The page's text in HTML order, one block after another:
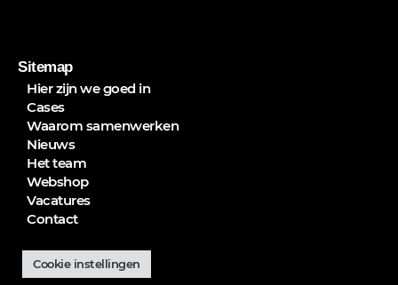
Sitemap
Hier zijn we goed in
Cases
Waarom samenwerken
Nieuws
Het team
Webshop
Vacatures
Contact
Cookie instellingen